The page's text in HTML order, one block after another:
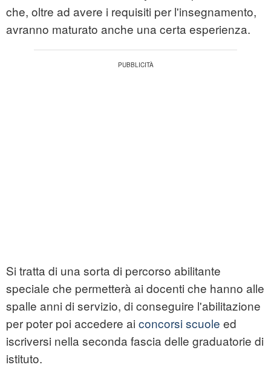
che, oltre ad avere i requisiti per l'insegnamento,
avranno maturato anche una certa esperienza.
Si tratta di una sorta di percorso abilitante
speciale che permetterà ai docenti che hanno alle
spalle anni di servizio, di conseguire l'abilitazione
per poter poi accedere ai concorsi scuole ed
iscriversi nella seconda fascia delle graduatorie di
istituto.